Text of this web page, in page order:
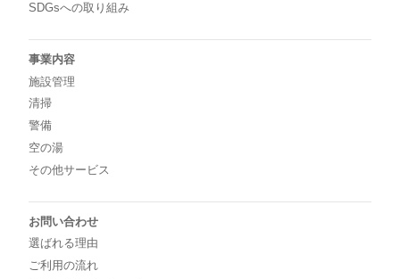
SDGsへの取り組み
事業内容
施設管理
清掃
警備
空の湯
その他サービス
お問い合わせ
選ばれる理由
ご利用の流れ